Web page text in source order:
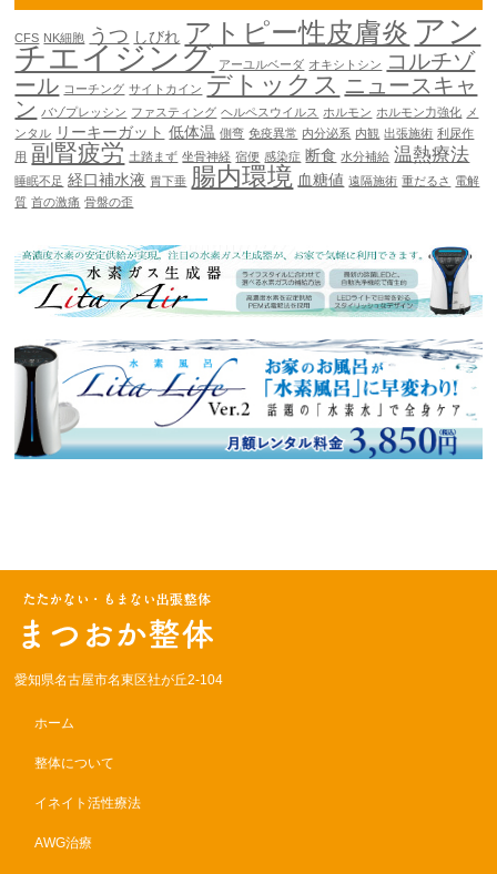
CFS NK細胞 うつ しびれ アトピー性皮膚炎 アン
チエイジング アーユルベーダ オキシトシン
コルチゾ
ール コーチング サイトカイン デトックス ニュースキャ
ン バゾプレッシン ファスティング ヘルペスウイルス ホルモン ホルモン力強化 メ
ンタル リーキーガット 低体温 側弯 免疫異常 内分泌系 内観 出張施術 利尿作
用 副腎疲労 土踏まず 坐骨神経 宿便 感染症 断食 水分補給 温熱療法
睡眠不足 経口補水液 胃下垂 腸内環境 血糖値 遠隔施術 重だるさ 電解
質 首の激痛 骨盤の歪
愛知県名古屋市名東区社が丘2-104
ホーム
整体について
イネイト活性療法
AWG治療